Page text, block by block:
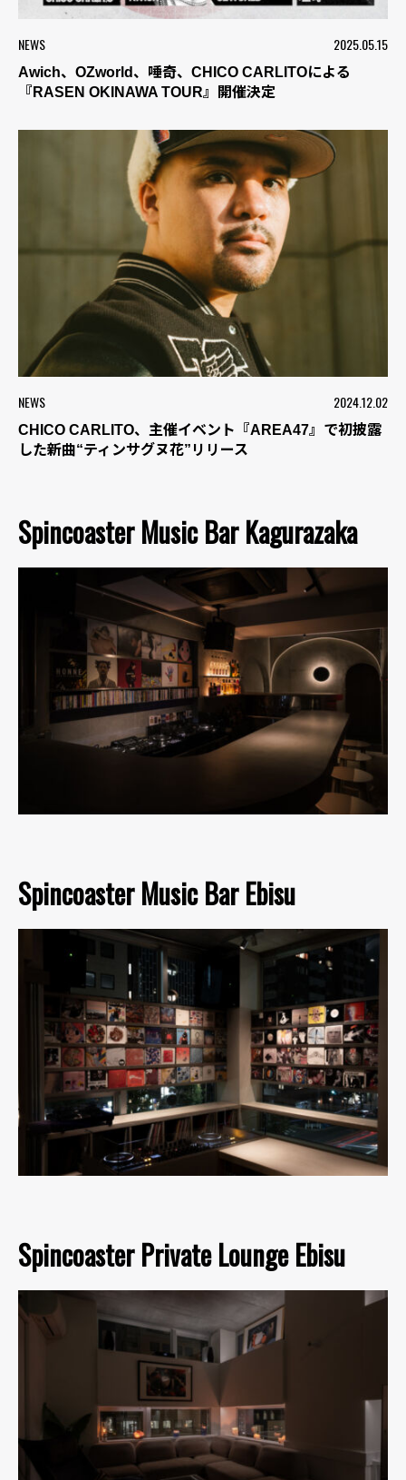
NEWS 2025.05.15
Awich、OZworld、唾奇、CHICO CARLITOによる
『RASEN OKINAWA TOUR』開催決定
NEWS 2024.12.02
CHICO CARLITO、主催イベント『AREA47』で初披露
した新曲“ティンサグヌ花”リリース
Spincoaster Music Bar Kagurazaka
Spincoaster Music Bar Ebisu
Spincoaster Private Lounge Ebisu